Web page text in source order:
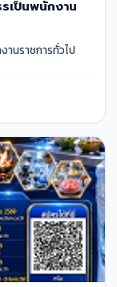
เป็นพนักงาน
านราชการทั่วไป